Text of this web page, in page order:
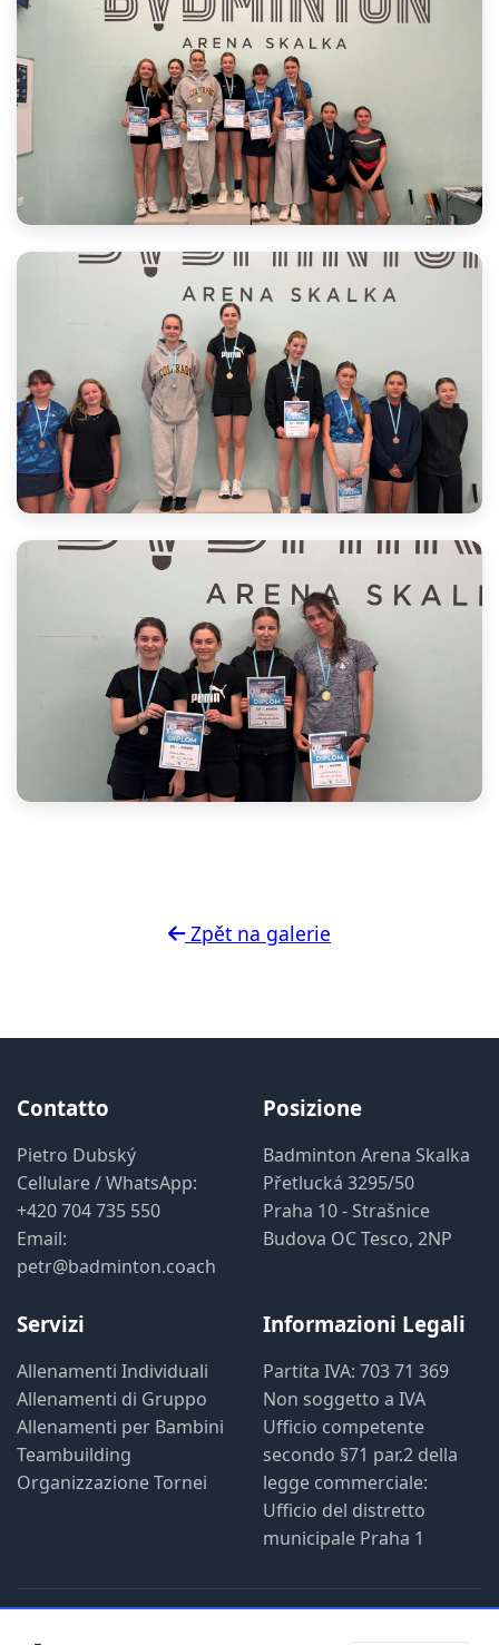
Zpět na galerie
Contatto
Pietro Dubský
Cellulare / WhatsApp:
+420 704 735 550
Email:
petr@badminton.coach
Posizione
Badminton Arena Skalka
Přetlucká 3295/50
Praha 10 - Strašnice
Budova OC Tesco, 2NP
Servizi
Allenamenti Individuali
Allenamenti di Gruppo
Allenamenti per Bambini
Teambuilding
Organizzazione Tornei
Informazioni Legali
Partita IVA: 703 71 369
Non soggetto a IVA
Ufficio competente
secondo §71 par.2 della
legge commerciale:
Ufficio del distretto
municipale Praha 1
© 2019 - 2026 badminton.coach 2.1- Pietro Dubský.